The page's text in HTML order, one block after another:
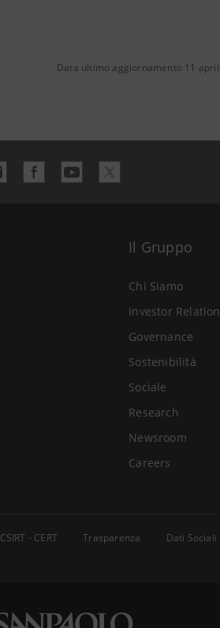
Data ultimo aggiornamento 11
Il Gruppo
Chi Siamo
Investor
Governance
Sostenibilità
Sociale
Research
Newsroom
Careers
CSIRT - CERT Trasparenza Dati Sociali